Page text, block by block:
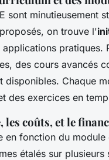
sont minutieusement
on trouve l'
pratiques.
des cours avancés
disponibles. Chaque
des exercices en
coûts, et le
en fonction du
étalés sur